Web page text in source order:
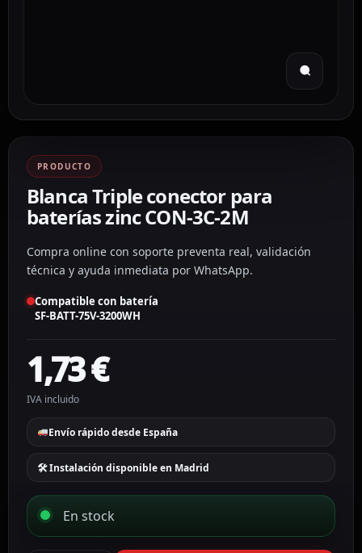
PRODUCTO
Blanca Triple conector para
baterías zinc CON-3C-2M
Compra online con soporte preventa real, validación
técnica y ayuda inmediata por WhatsApp.
Compatible con batería
SF-BATT-75V-3200WH
1,73€
IVA incluido
Envío rápido desde España
🛠 Instalación disponible en Madrid
En stock